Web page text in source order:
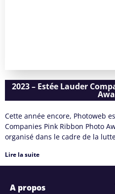
2023 – Estée Lauder
Cette année encore, Photoweb
Companies Pink Ribbon Photo
organisé dans le cadre de la
Lire la suite
A propos